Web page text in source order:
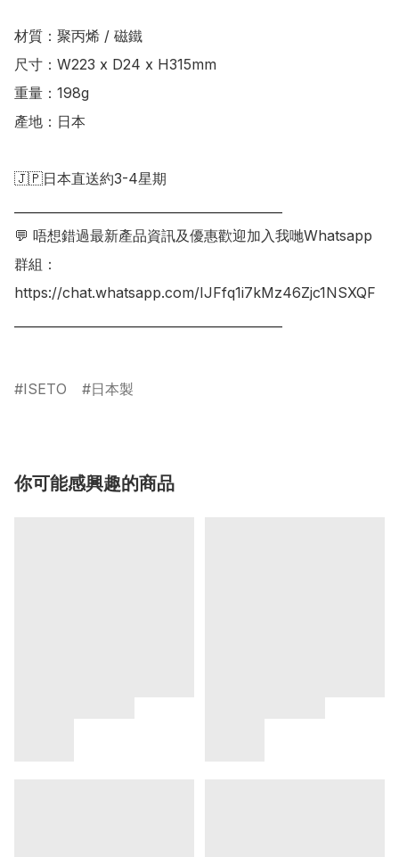
材質：聚丙烯 / 磁鐵
尺寸：W223 x D24 x H315mm
重量：198g
產地：日本
🇯🇵日本直送約3-4星期
💬 唔想錯過最新產品資訊及優惠歡迎加入我哋Whatsapp
群組：
https://chat.whatsapp.com/IJFfq1i7kMz46Zjc1NSXQF
ISETO 日本製
你可能感興趣的商品